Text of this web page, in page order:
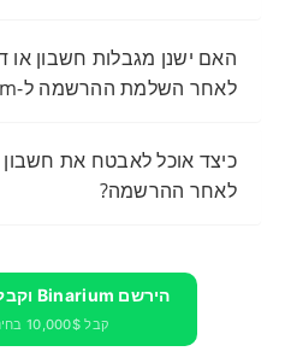
האם ישנן מגבלות חשבון או
לאחר השלמת ההרשמה ל-Binarium?
לאחר ההרשמה?
הירשם Binarium וקבל 10,000 $ בחינם
קבל 10,000$ בחינם למתחילים